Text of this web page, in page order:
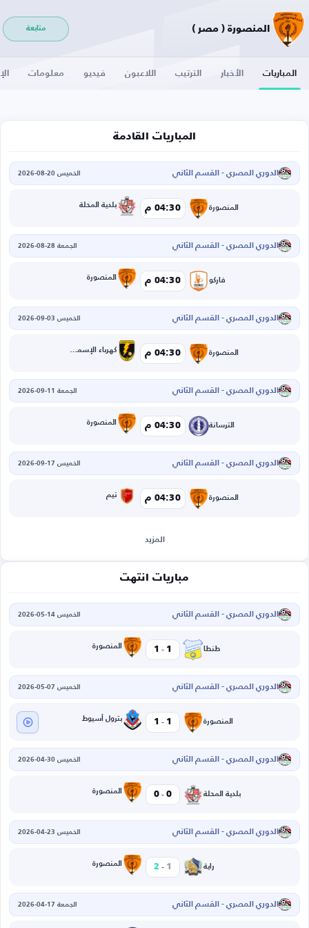
المنصورة ( مصر ) متابعة
المباريات الأخبار الترتيب اللاعبون فيديو معلومات
المباريات القادمة
الدوري المصري - القسم الثاني الخميس 20-08-2026
المنصورة 04:30 م بلدية المحلة
الدوري المصري - القسم الثاني الجمعة 28-08-2026
فاركو 04:30 م المنصورة
الدوري المصري - القسم الثاني الخميس 03-09-2026
المنصورة 04:30 م كهرباء الإسماعيلية
الدوري المصري - القسم الثاني الجمعة 11-09-2026
الترسانة 04:30 م المنصورة
الدوري المصري - القسم الثاني الخميس 17-09-2026
المنصورة 04:30 م تيم
المزيد
مباريات انتهت
الدوري المصري - القسم الثاني الخميس 14-05-2026
طنطا 1
-
1 المنصورة
الدوري المصري - القسم الثاني الخميس 07-05-2026
المنصورة 1
-
1 بترول أسيوط
الدوري المصري - القسم الثاني الخميس 30-04-2026
بلدية المحلة 0
-
0 المنصورة
الدوري المصري - القسم الثاني الخميس 23-04-2026
راية 1
-
2 المنصورة
الدوري المصري - القسم الثاني الجمعة 17-04-2026